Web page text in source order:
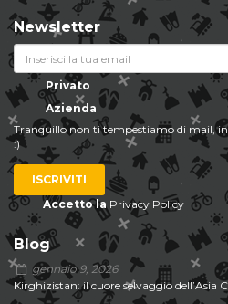
Newsletter
Privato
Azienda
Tranquillo non ti tempestiamo di mail,
:)
ISCRIVITI
Accetto la Privacy Policy
Blog
gennaio 9, 2026
Kirghizistan: il cuore selvaggio dell’Asia